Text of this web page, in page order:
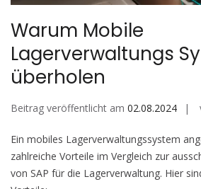
Warum Mobile
Lagerverwaltungs
überholen
Beitrag veröffentlicht am 02.08.2024
Ein mobiles Lagerverwaltungssystem
zahlreiche Vorteile im Vergleich zur
von SAP für die Lagerverwaltung. Hier